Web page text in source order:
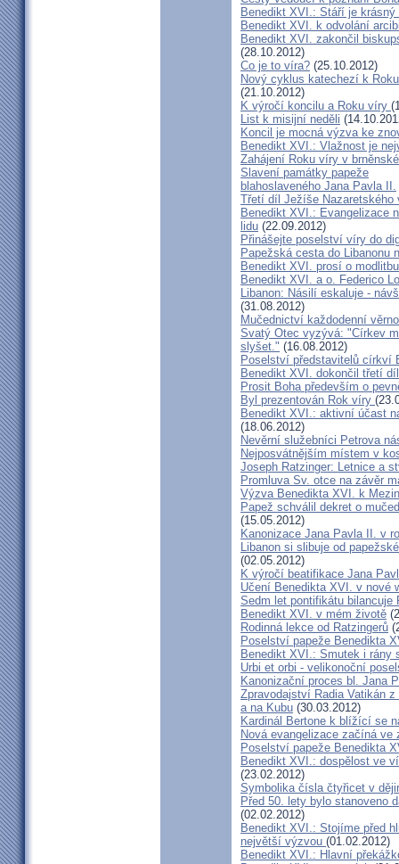
Benedikt XVI.: Stáří je krásný
Benedikt XVI. k odvolání
Benedikt XVI. zakončil
(28.10.2012)
Co je to víra? (25.10.2012)
Nový cyklus katechezí k
(21.10.2012)
K výročí koncilu a Roku víry
List k misijní neděli
Koncil je mocná výzva ke
Benedikt XVI.: Vlažnost je
Zahájení Roku víry v
Slavení památky papeže
blahoslaveného Jana Pavla II.
Třetí díl Ježíše Nazaretského
Benedikt XVI.: Evangelizace
lidu (22.09.2012)
Přinášejte poselství víry do
Papežská cesta do Libanonu
Benedikt XVI. prosí o
Benedikt XVI. a o. Federico
Libanon: Násilí eskaluje -
(31.08.2012)
Mučednictví každodenní
Svatý Otec vyzývá: "Církev
slyšet." (16.08.2012)
Poselství představitelů církví
Benedikt XVI. dokončil třetí
Prosit Boha především o
Byl prezentován Rok víry
Benedikt XVI.: aktivní účast
(18.06.2012)
Nevěrní služebníci Petrova
Nejposvátnějším místem v
Joseph Ratzinger: Letnice a
Promluva Sv. otce na závěr
Výzva Benedikta XVI. k
Papež schválil dekret o
(15.05.2012)
Kanonizace Jana Pavla II. v
Libanon si slibuje od
(02.05.2012)
K výročí beatifikace Jana
Učení Benedikta XVI. v nové
Sedm let pontifikátu
Benedikt XVI. v mém životě
Rodinná lekce od Ratzingerů
Poselství papeže Benedikta
Benedikt XVI.: Smutek i
Urbi et orbi - velikonoční
Kanonizační proces bl. Jana
Zpravodajství Radia Vatikán
a na Kubu (30.03.2012)
Kardinál Bertone k blížící se
Nová evangelizace začíná ve
Poselství papeže Benedikta
Benedikt XVI.: dospělost ve
(23.02.2012)
Symbolika čísla čtyřicet v
Před 50. lety bylo stanoveno
(02.02.2012)
Benedikt XVI.: Stojíme před
největší výzvou (01.02.2012)
Benedikt XVI.: Hlavní